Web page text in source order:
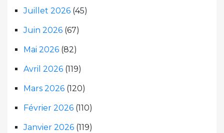
Juillet 2026 (45)
Juin 2026 (67)
Mai 2026 (82)
Avril 2026 (119)
Mars 2026 (120)
Février 2026 (110)
Janvier 2026 (119)